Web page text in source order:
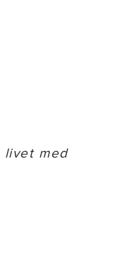
livet med